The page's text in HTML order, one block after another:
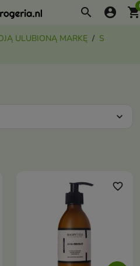
search account_circle
ULUBIONĄ MARKĘ
S
expand_more
favorite_border